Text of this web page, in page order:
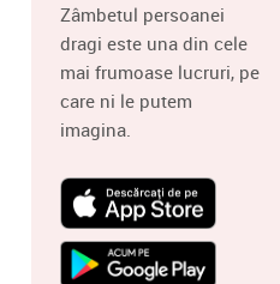
Zâmbetul persoanei
dragi este una din cele
mai frumoase lucruri, pe
care ni le putem
imagina.